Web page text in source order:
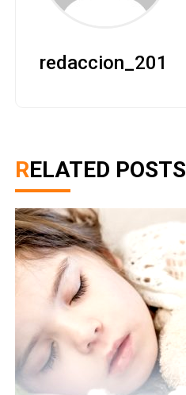
redaccion_201
RELATED POSTS